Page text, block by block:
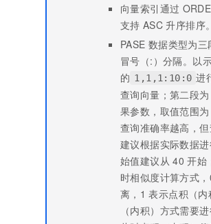
向量索引通过
支持 ASC 升序排序。
PASE 数据类型为三
冒号（:）分隔。以
的 1,1,1:10:0 进
查询向量；第二段为
果参数，取值范围
查询准确率越高，但
建议根据实际数据
始值建议从 40 开始
时相似度计算方式
离，1 表示点积（
（内积）方式需要